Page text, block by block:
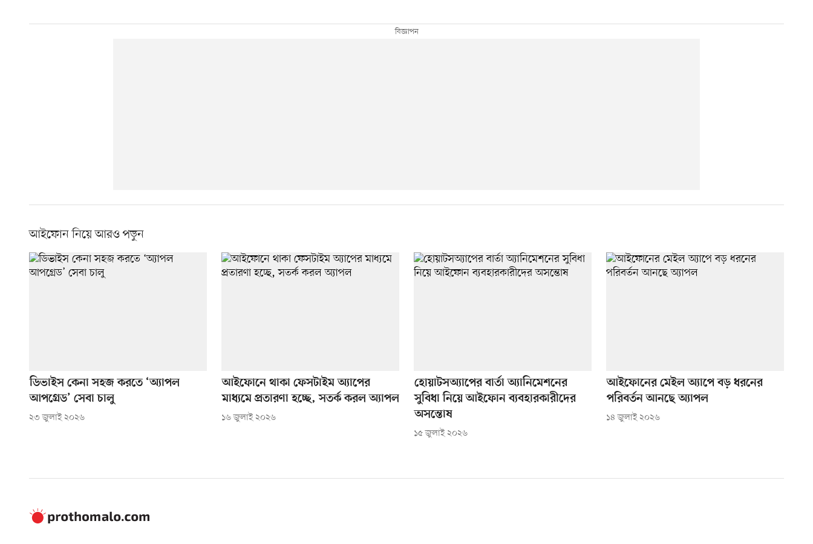
আইফোন নিয়ে আরও পড়ুন
ডিভাইস কেনা সহজ করতে ‘অ্যাপল
আপগ্রেড’ সেবা চালু
২৩ জুলাই ২০২৬
আইফোনে থাকা ফেসটাইম অ্যাপের
মাধ্যমে প্রতারণা হচ্ছে, সতর্ক করল অ্যাপল
১৬ জুলাই ২০২৬
হোয়াটসঅ্যাপের বার্তা অ্যানিমেশনের
সুবিধা নিয়ে আইফোন ব্যবহারকারীদের
অসন্তোষ
১৫ জুলাই ২০২৬
আইফোনের মেইল অ্যাপে বড় ধরনের
পরিবর্তন আনছে অ্যাপল
১৪ জুলাই ২০২৬